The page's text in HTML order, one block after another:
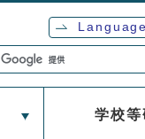
Language
学校等